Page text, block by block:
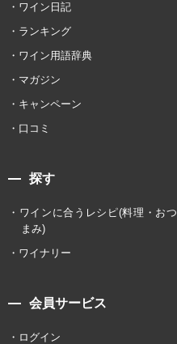
ワイン日記
ランキング
ワイン用語辞典
マガジン
キャンペーン
口コミ
探す
ワインに合うレシピ(料理・おつ
まみ)
ワイナリー
会員サービス
ログイン